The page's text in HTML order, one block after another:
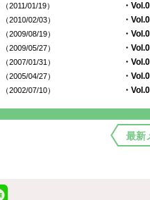
（2011/01/19） ・
（2010/02/03） ・
（2009/08/19） ・
（2009/05/27） ・
（2007/01/31） ・
（2005/04/27） ・
（2002/07/10） ・
最新